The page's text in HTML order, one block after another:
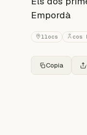
Empordà
llocs cos
Copia